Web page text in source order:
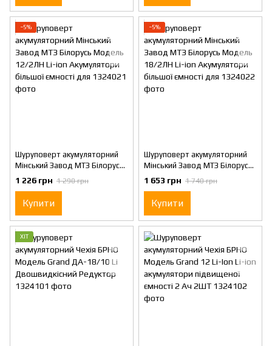
−5%
Шуруповерт акумуляторний
Мінський Завод МТЗ Білорусь
Модель 12/2ЛН Li-ion
Акумулятори більшої ємності
для
1 226 грн 1 290 грн
Купити
−5%
Шуруповерт акумуляторний
Мінський Завод МТЗ Білорусь
Модель 18/2ЛН Li-ion
Акумулятори більшої ємності
для
1 653 грн 1 740 грн
Купити
ХІТ